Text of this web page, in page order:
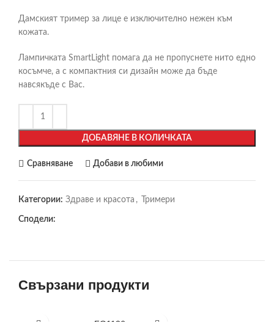
Дамският тример за лице е изключително нежен към
кожата.
Лампичката SmartLight помага да не пропуснете нито едно
косъмче, а с компактния си дизайн може да бъде
навсякъде с Вас.
ДОБАВЯНЕ В КОЛИЧКАТА
Сравняване Добави в любими
Категории: Здраве и красота , Тримери
Сподели:
Свързани продукти